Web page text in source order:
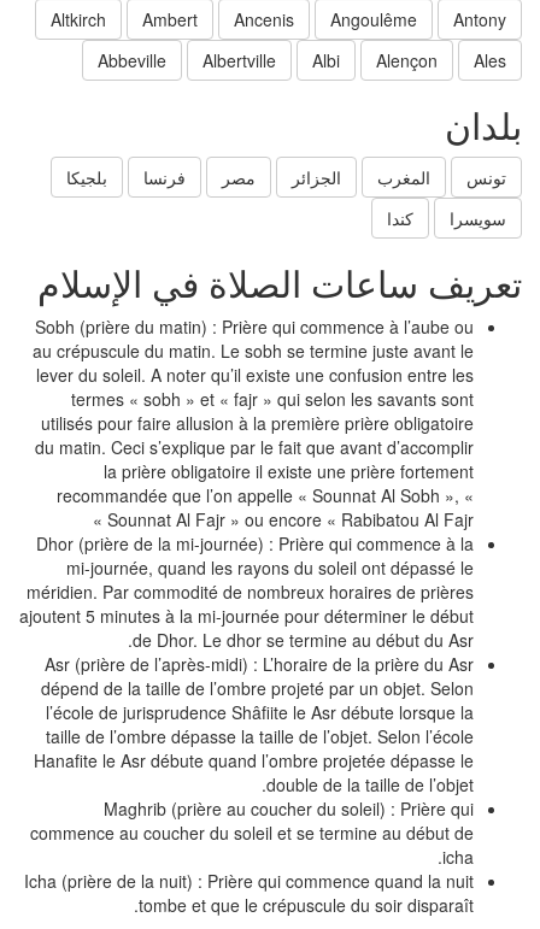
Antony
Angoulême
Ancenis
Ambert
Altkirch
Ales
Alençon
Albertville
Abbeville
تونس المغرب الجزائر مصر فرنسا
بلجيكا
سويسرا
ساعات الصلاة في الإسلام
Sobh (prière du matin) : Prière qui commence à l’aube ou
au crépuscule du matin. Le sobh se termine juste avant le
lever du soleil. A noter qu’il existe une confusion entre les
termes « sobh » et « fajr » qui selon les savants sont
utilisés pour faire allusion à la première prière obligatoire
du matin. Ceci s’explique par le fait que avant d’accomplir
la prière obligatoire il existe une prière fortement
recommandée que l’on appelle « Sounnat Al Sobh », «
Sounnat Al Fajr » ou encore « Rabibatou Al Fajr »
Dhor (prière de la mi-journée) : Prière qui commence à la
mi-journée, quand les rayons du soleil ont dépassé le
méridien. Par commodité de nombreux horaires de prières
ajoutent 5 minutes à la mi-journée pour déterminer le début
de Dhor. Le dhor se termine au début du Asr.
Asr (prière de l’après-midi) : L’horaire de la prière du Asr
dépend de la taille de l’ombre projeté par un objet. Selon
l’école de jurisprudence Shâfiite le Asr débute lorsque la
taille de l’ombre dépasse la taille de l’objet. Selon l’école
Hanafite le Asr débute quand l’ombre projetée dépasse le
double de la taille de l’objet.
Maghrib (prière au coucher du soleil) : Prière qui
commence au coucher du soleil et se termine au début de
Icha (prière de la nuit) : Prière qui commence quand la nuit
tombe et que le crépuscule du soir disparaît.